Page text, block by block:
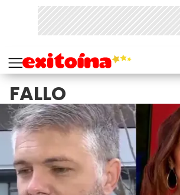
FALLO